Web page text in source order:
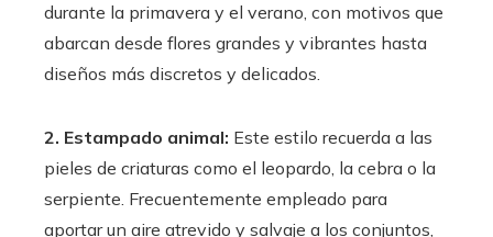
durante la primavera y el verano, con motivos que
abarcan desde flores grandes y vibrantes hasta
diseños más discretos y delicados.
2. Estampado animal: Este estilo recuerda a las
pieles de criaturas como el leopardo, la cebra o la
serpiente. Frecuentemente empleado para
aportar un aire atrevido y salvaje a los conjuntos,